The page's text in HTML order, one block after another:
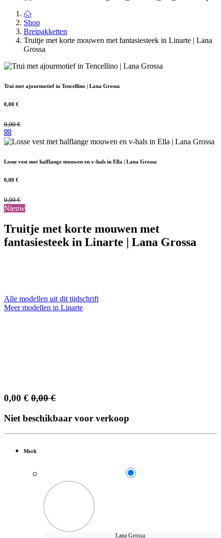
Shop
Breipakketten
Truitje met korte mouwen met fantasiesteek in Linarte | Lana
Grossa
Trui met ajourmotief in Tencellino | Lana Grossa
0,00 €
0,00€
Losse vest met halflange mouwen en v-hals in Ella | Lana Grossa
0,00 €
0,00€
Nieuw
Truitje met korte mouwen met
fantasiesteek in Linarte | Lana Grossa
Alle modellen uit dit tijdschrift
Meer modellen in Linarte
0,00 € 0,00€
Niet beschikbaar voor verkoop
Merk
Lana Grossa